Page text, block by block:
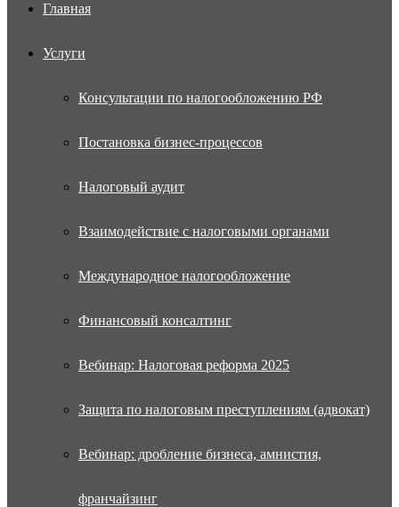
Главная
Услуги
Консультации по налогообложению РФ
Постановка бизнес-процессов
Налоговый аудит
Взаимодействие с налоговыми органами
Международное налогообложение
Финансовый консалтинг
Вебинар: Налоговая реформа 2025
Защита по налоговым преступлениям (адвокат)
Вебинар: дробление бизнеса, амнистия,
франчайзинг